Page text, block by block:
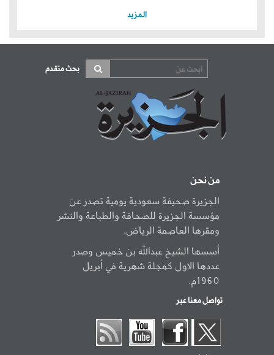
المزيد
بحث متقدم
من نحن
الجزيرة صحيفة سعودية يومية تصدر عن
مؤسسة الجزيرة للصحافة والطباعة والنشر
ومقرها العاصمة الرياض.
أسسها الشيخ عبدالله بن خميس وصدر
عددها الاول كمجلة شهرية في أبريل
1960م.
تواصل معنا عبر